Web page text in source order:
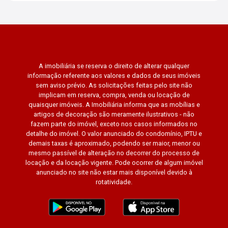
A imobiliária se reserva o direito de alterar qualquer
informação referente aos valores e dados de seus imóveis
sem aviso prévio. As solicitações feitas pelo site não
implicam em reserva, compra, venda ou locação de
quaisquer imóveis. A Imobiliária informa que as mobílias e
artigos de decoração são meramente ilustrativos - não
fazem parte do imóvel, exceto nos casos informados no
detalhe do imóvel. O valor anunciado do condomínio, IPTU e
demais taxas é aproximado, podendo ser maior, menor ou
mesmo passível de alteração no decorrer do processo de
locação e da locação vigente. Pode ocorrer de algum imóvel
anunciado no site não estar mais disponível devido à
rotatividade.